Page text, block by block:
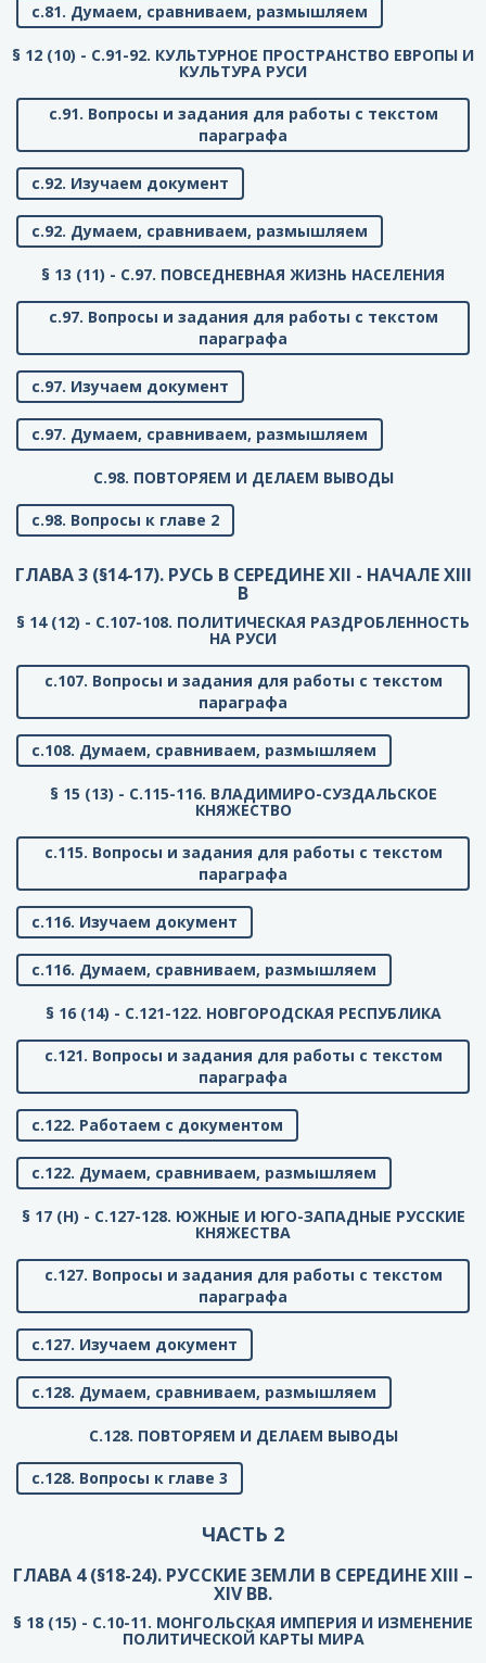
с.81. Думаем, сравниваем, размышляем
§ 12 (10) - C.91-92. КУЛЬТУРНОЕ ПРОСТРАНСТВО ЕВРОПЫ И
КУЛЬТУРА РУСИ
с.91. Вопросы и задания для работы с текстом
параграфа
с.92. Изучаем документ
с.92. Думаем, сравниваем, размышляем
§ 13 (11) - C.97. ПОВСЕДНЕВНАЯ ЖИЗНЬ НАСЕЛЕНИЯ
с.97. Вопросы и задания для работы с текстом
параграфа
с.97. Изучаем документ
с.97. Думаем, сравниваем, размышляем
C.98. ПОВТОРЯЕМ И ДЕЛАЕМ ВЫВОДЫ
с.98. Вопросы к главе 2
ГЛАВА 3 (§14-17). РУСЬ В СЕРЕДИНЕ XII - НАЧАЛЕ XIII
В
§ 14 (12) - C.107-108. ПОЛИТИЧЕСКАЯ РАЗДРОБЛЕННОСТЬ
НА РУСИ
с.107. Вопросы и задания для работы с текстом
параграфа
с.108. Думаем, сравниваем, размышляем
§ 15 (13) - C.115-116. ВЛАДИМИРО-СУЗДАЛЬСКОЕ
КНЯЖЕСТВО
с.115. Вопросы и задания для работы с текстом
параграфа
с.116. Изучаем документ
с.116. Думаем, сравниваем, размышляем
§ 16 (14) - C.121-122. НОВГОРОДСКАЯ РЕСПУБЛИКА
с.121. Вопросы и задания для работы с текстом
параграфа
с.122. Работаем с документом
с.122. Думаем, сравниваем, размышляем
§ 17 (Н) - C.127-128. ЮЖНЫЕ И ЮГО-ЗАПАДНЫЕ РУССКИЕ
КНЯЖЕСТВА
с.127. Вопросы и задания для работы с текстом
параграфа
с.127. Изучаем документ
с.128. Думаем, сравниваем, размышляем
C.128. ПОВТОРЯЕМ И ДЕЛАЕМ ВЫВОДЫ
с.128. Вопросы к главе 3
ЧАСТЬ 2
ГЛАВА 4 (§18-24). РУССКИЕ ЗЕМЛИ В СЕРЕДИНЕ XIII –
XIV ВВ.
§ 18 (15) - C.10-11. МОНГОЛЬСКАЯ ИМПЕРИЯ И ИЗМЕНЕНИЕ
ПОЛИТИЧЕСКОЙ КАРТЫ МИРА